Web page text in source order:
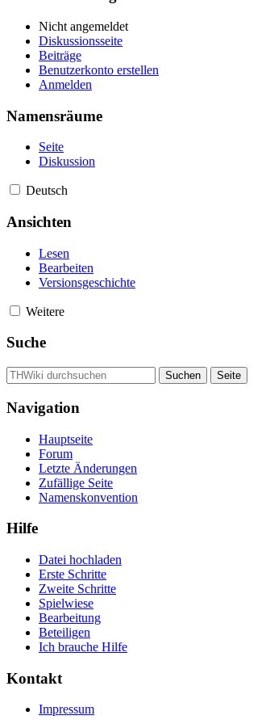
Nicht angemeldet
Diskussionsseite
Beiträge
Benutzerkonto erstellen
Anmelden
Namensräume
Seite
Diskussion
Deutsch
Ansichten
Lesen
Bearbeiten
Versionsgeschichte
Weitere
Suche
Navigation
Hauptseite
Forum
Letzte Änderungen
Zufällige Seite
Namenskonvention
Hilfe
Datei hochladen
Erste Schritte
Zweite Schritte
Spielwiese
Bearbeitung
Beteiligen
Ich brauche Hilfe
Kontakt
Impressum